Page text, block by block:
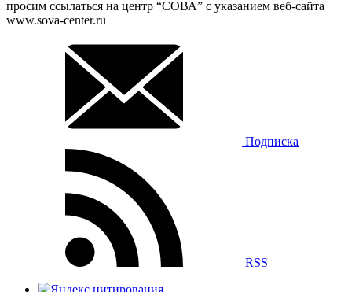
просим ссылаться на центр “СОВА” с указанием веб-сайта
www.sova-center.ru
Подписка
RSS